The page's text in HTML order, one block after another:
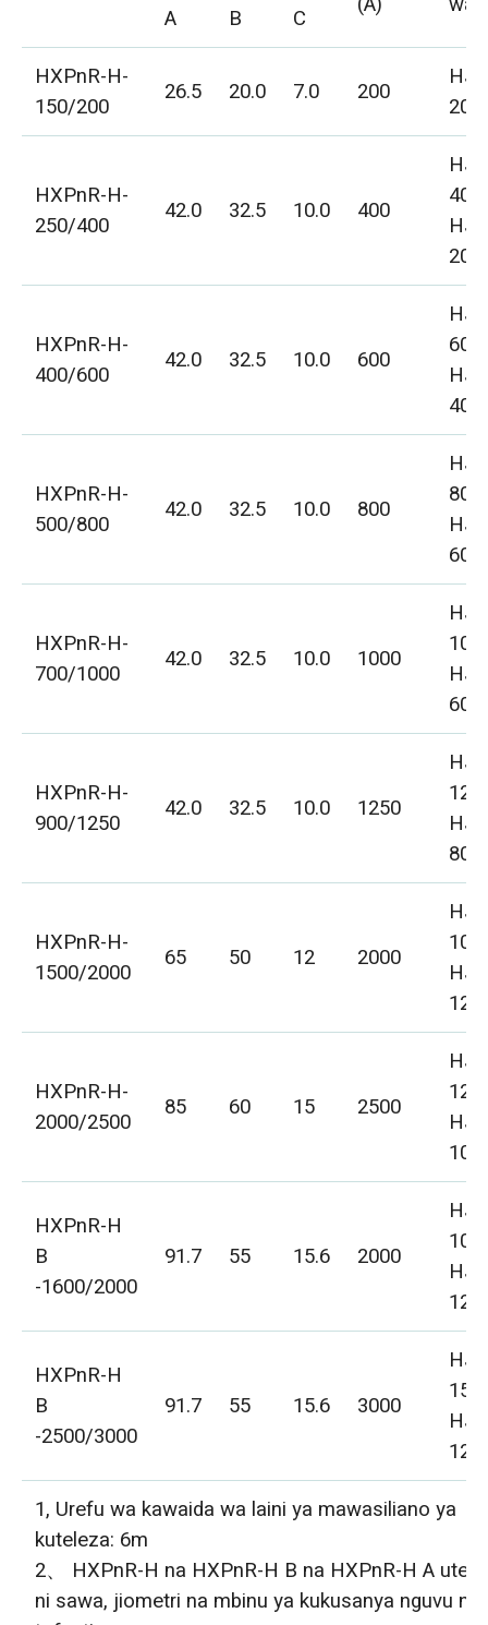
A B
C
HXPnR-H-
150/200
26.5 20.0 7.0 200
200
HXPnR-H-
250/400
42.0 32.5 10.0 400
400
200
HXPnR-H-
400/600
42.0 32.5 10.0 600
600
400
HXPnR-H-
500/800
42.0 32.5 10.0 800
800
600
HXPnR-H-
700/1000
42.0 32.5 10.0 1000
600
HXPnR-H-
900/1250
42.0 32.5 10.0 1250
800
HXPnR-H-
1500/2000
65 50 12 2000
HXPnR-H-
2000/2500
85 60 15 2500
HXPnR-H
B
-1600/2000
91.7 55 15.6 2000
HXPnR-H
B
-2500/3000
91.7 55 15.6 3000
1, Urefu wa kawaida wa laini ya mawasiliano ya
kuteleza: 6m
2、 HXPnR-H na HXPnR-H B na HXPnR-H A
ni sawa, jiometri na mbinu ya kukusanya nguvu ni